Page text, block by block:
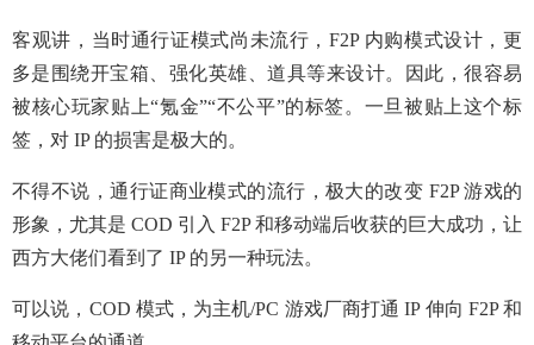
客观讲，当时通行证模式尚未流行，F2P 内购模式设计，更
多是围绕开宝箱、强化英雄、道具等来设计。因此，很容易
被核心玩家贴上“氪金”“不公平”的标签。一旦被贴上这个标
签，对 IP 的损害是极大的。
不得不说，通行证商业模式的流行，极大的改变 F2P 游戏的
形象，尤其是 COD 引入 F2P 和移动端后收获的巨大成功，让
西方大佬们看到了 IP 的另一种玩法。
可以说，COD 模式，为主机/PC 游戏厂商打通 IP 伸向 F2P 和